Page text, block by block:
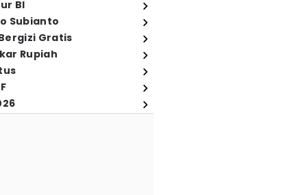
BI
Subianto
Gratis
Rupiah